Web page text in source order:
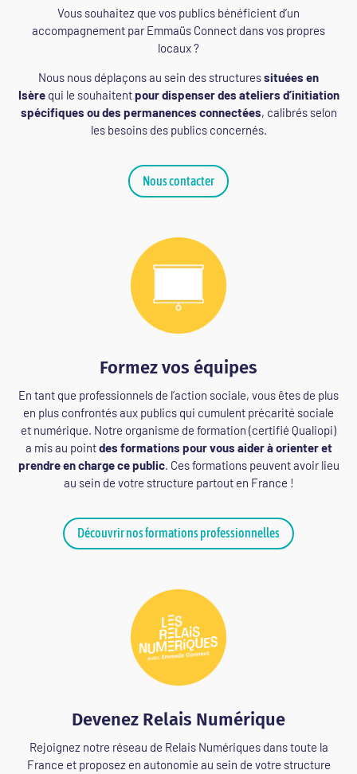
Vous souhaitez que vos publics bénéficient d’un
accompagnement par Emmaüs Connect dans vos propres
locaux ?
Nous nous déplaçons au sein des structuressituées en
Isèrequi le souhaitentpour dispenser des ateliers d’initiation
spécifiques ou des permanences connectées, calibrés selon
les besoins des publics concernés.
Nous contacter
Formez vos équipes
En tant que professionnels de l’action sociale, vous êtes de plus
en plus confrontés aux publics qui cumulent précarité sociale
et numérique. Notre organisme de formation (certifié Qualiopi)
a mis au pointdes formations pour vous aiderà orienter et
prendre en charge ce public. Ces formations peuvent avoir lieu
au sein de votre structure partout en France !
Découvrir nos formations professionnelles
Devenez Relais Numérique
Rejoignez notre réseau de Relais Numériques dans toute la
France et proposez en autonomie au sein de votre structure